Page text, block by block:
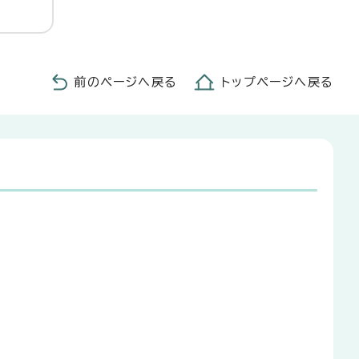
前のページへ戻る トップページへ戻る